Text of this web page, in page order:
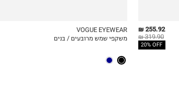
255.92 ₪
319.90 ₪
20% OFF
MY LIST
VOGUE EYEWEAR
משקפי שמש מרובעים / בנים